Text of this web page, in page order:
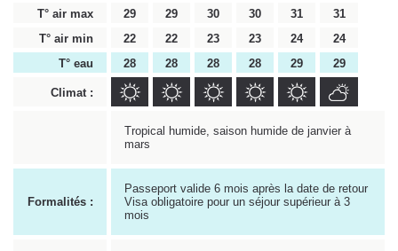
T° air max
29 29 30 30 31
31
T° air min
22 22 23 23 24
24
T° eau
28 28 28 28 29 29
Climat :
Tropical humide, saison humide de janvier à
mars
Formalités :
Passeport valide 6 mois après la date de retour
Visa obligatoire pour un séjour supérieur à 3
mois